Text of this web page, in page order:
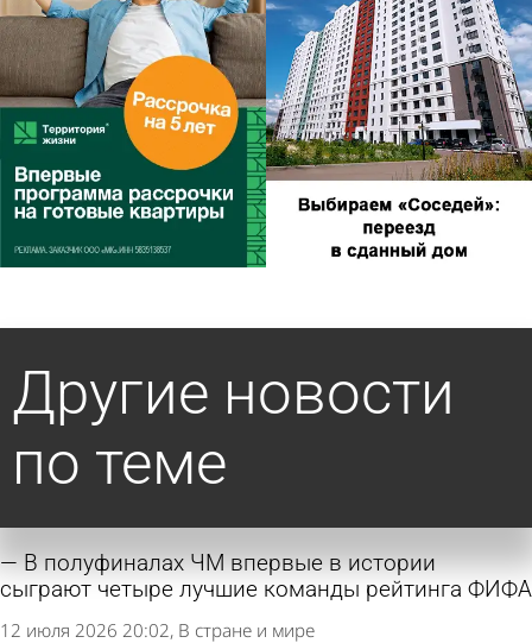
Другие новости
по теме
В полуфиналах ЧМ впервые в истории
сыграют четыре лучшие команды рейтинга ФИФА
12 июля 2026 20:02 В стране и мире